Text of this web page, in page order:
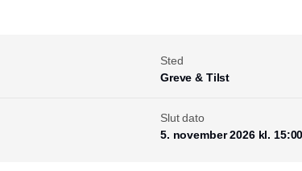
Sted
Greve & Tilst
Slut dato
5. november 2026 kl. 15:00